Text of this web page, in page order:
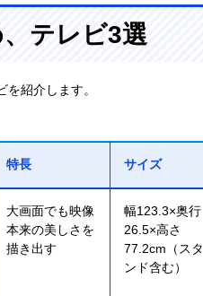
テレビ3選
紹介します。
特長 サイズ
大画面でも映像
本来の美しさを
描き出す
幅123.3×奥行
26.5×高さ
77.2cm（スタ
ンド含む）